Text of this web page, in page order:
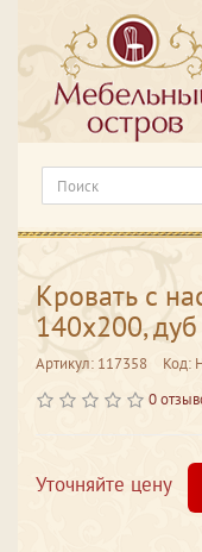
Кровать с
140х200,
Артикул: 117358 Код:
0
Уточняйте цену